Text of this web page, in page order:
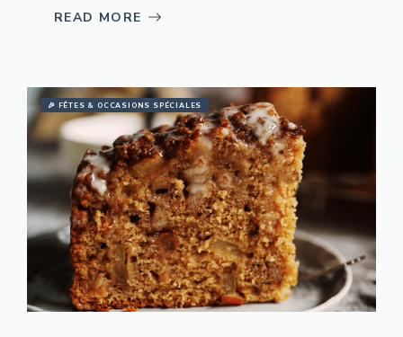
READ MORE
🎉 FÊTES & OCCASIONS SPÉCIALES